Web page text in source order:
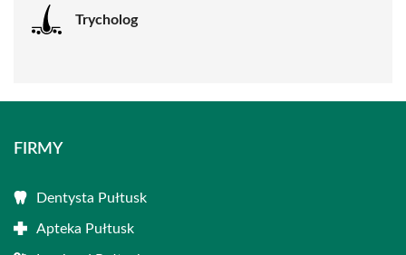
Trycholog
FIRMY
Dentysta Pułtusk
Apteka Pułtusk